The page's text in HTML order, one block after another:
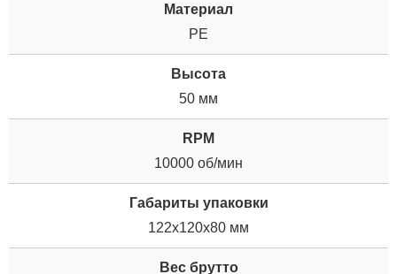
Материал
PE
Высота
50 мм
RPM
10000 об/мин
Габариты упаковки
122x120x80 мм
Вес брутто